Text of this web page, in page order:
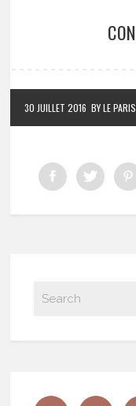
30 JUILLET 2016 BY LE